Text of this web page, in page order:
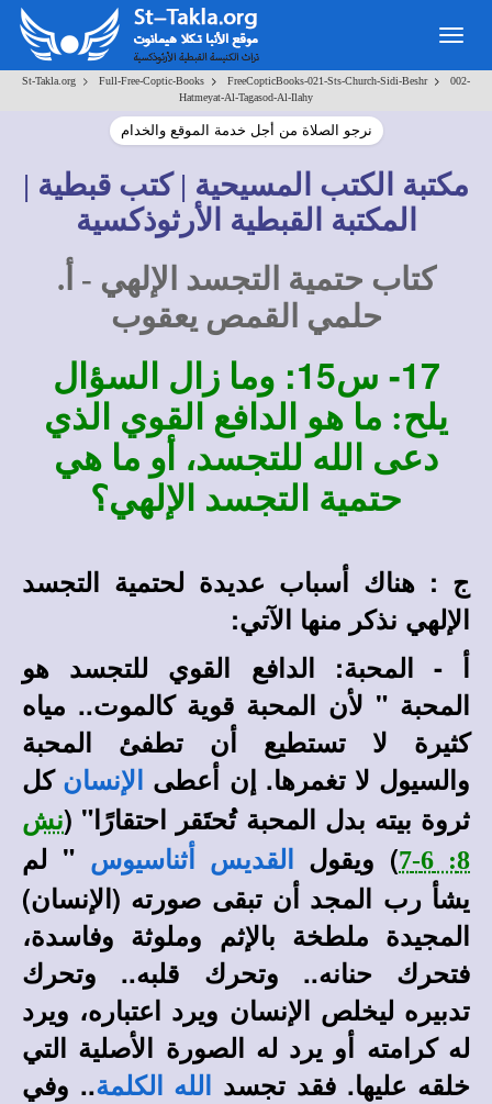
St-Takla.org > Full-Free-Coptic-Books > FreeCopticBooks-021-Sts-Church-Sidi-Beshr>
002-
Hatmeyat-Al-Tagasod-Al-Ilahy
نرجو الصلاة من أجل خدمة الموقع والخدام
مكتبة الكتب المسيحية | كتب قبطية |
المكتبة القبطية الأرثوذكسية
كتاب حتمية التجسد الإلهي - أ.
حلمي القمص يعقوب
17- س15:
وما زال السؤال
يلح: ما هو الدافع القوي الذي
دعى الله للتجسد، أو ما هي
حتمية التجسد الإلهي؟
ج : هناك أسباب عديدة لحتمية التجسد
الإلهي نذكر منها الآتي:
أ - المحبة: الدافع القوي للتجسد هو
المحبة " لأن المحبة قوية كالموت.. مياه
كثيرة لا تستطيع أن تطفئ المحبة
والسيول لا تغمرها. إن أعطى
الإنسان كل
ثروة بيته بدل المحبة تُحتَقر احتقارًا" (نش
8: 6-7
) ويقول القديس أثناسيوس " لم
يشأ رب المجد أن تبقى صورته (الإنسان)
المجيدة ملطخة بالإثم وملوثة وفاسدة،
فتحرك حنانه.. وتحرك قلبه.. وتحرك
تدبيره ليخلص الإنسان ويرد اعتباره، ويرد
له كرامته أو يرد له الصورة الأصلية التي
خلقه عليها. فقد تجسد
الله الكلمة.. وفي